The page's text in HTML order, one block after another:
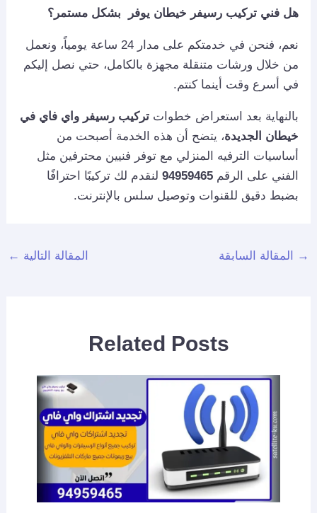
هل فني تركيب رسيفر خيطان يوفر بشكل مستمر؟
نعم، فنحن في خدمتكم على مدار 24 ساعة يومياً، ونعمل
من خلال ورشات متنقلة مجهزة بالكامل، حتي نصل إليكم
في أسرع وقت أينما كنتم.
بالنهاية بعد استعراض خطواتتركيب رسيفر واي فاي في
خيطان الجديدة، يتضح أن هذه الخدمة أصبحت من
أساسيات الترفيه المنزلي مع توفر فنيين محترفين مثل
الفني على الرقم94959465 لنقدم لك تركيبًا احترافًا
بضبط دقيق للقنوات وتوصيل سلس بالإنترنت.
→ المقالة السابقة المقالة التالية ←
Related Posts